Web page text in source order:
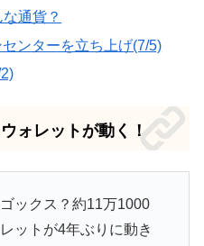
通貨？
ンターを立ち上げ(7/5)
ォレットが動く！
ックス？約11万1000
ットが4年ぶりに動き